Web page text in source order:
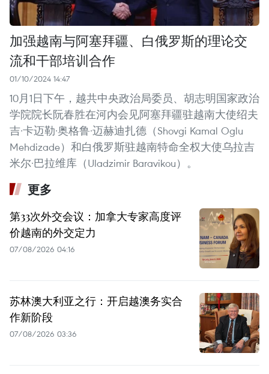
加强越南与阿塞拜疆、白俄罗斯的理论交
流和干部培训合作
01/10/2024 14:47
10月1日下午，越共中央政治局委员、胡志明国家政治
学院院长阮春胜在河内会见阿塞拜疆驻越南大使绍夫
吉·卡迈勒·奥格鲁·迈赫迪扎德（Shovgi Kamal Oglu
Mehdizade）和白俄罗斯驻越南特命全权大使乌拉吉
米尔·巴拉维库（Uladzimir Baravikou）。
更多
第33次外交会议：加拿大专家高度评
价越南的外交定力
07/08/2026 04:16
苏林澳大利亚之行：开启越澳务实合
作新阶段
07/08/2026 03:36